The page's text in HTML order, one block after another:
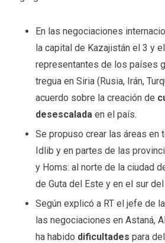
En las negociaciones
la capital de Kazajistán el 3 y
representantes de los países
tregua en Siria (Rusia, Irán,
acuerdo sobre la creación de
desescalada en el país.
Se propuso crear las áreas en
Idlib y en partes de las
y Homs: al norte de la ciudad
de Guta del Este y en el sur
Según explicó a RT el jefe de
las negociaciones en Astaná,
ha habido dificultades para